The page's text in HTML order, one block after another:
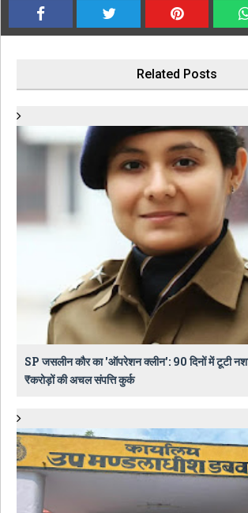
Related Posts
SP जसलीन कौर का 'ऑपरेशन क्लीन': 90 दिनों में टूटी
₹करोड़ों की अचल संपत्ति कुर्क